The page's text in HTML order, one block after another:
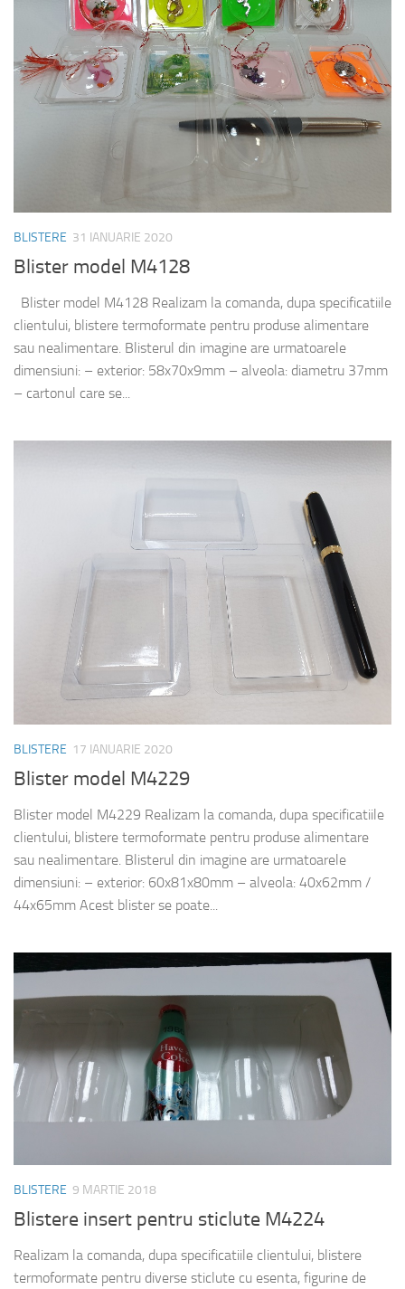
BLISTERE 31 IANUARIE 2020
Blister model M4128
Blister model M4128 Realizam la comanda, dupa specificatiile
clientului, blistere termoformate pentru produse alimentare
sau nealimentare. Blisterul din imagine are urmatoarele
dimensiuni: – exterior: 58x70x9mm – alveola: diametru 37mm
– cartonul care se...
BLISTERE 17 IANUARIE 2020
Blister model M4229
Blister model M4229 Realizam la comanda, dupa specificatiile
clientului, blistere termoformate pentru produse alimentare
sau nealimentare. Blisterul din imagine are urmatoarele
dimensiuni: – exterior: 60x81x80mm – alveola: 40x62mm /
44x65mm Acest blister se poate...
BLISTERE 9 MARTIE 2018
Blistere insert pentru sticlute M4224
Realizam la comanda, dupa specificatiile clientului, blistere
termoformate pentru diverse sticlute cu esenta, figurine de